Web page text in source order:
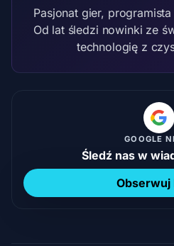
Pasjonat gier,
Od lat śledzi nowinki ze
technologię z
GOOGLE
Śledź nas w
Obserwuj